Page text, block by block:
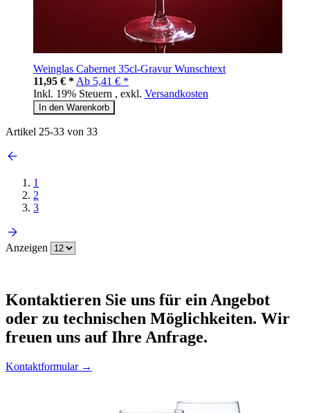
Weinglas Cabernet 35cl-Gravur Wunschtext
11,95 € * Ab 5,41 € *
Inkl. 19% Steuern , exkl. Versandkosten
In den Warenkorb
Artikel 25-33 von 33
1
2
3
Anzeigen
Kontaktieren Sie uns für ein Angebot
oder zu technischen Möglichkeiten. Wir
freuen uns auf Ihre Anfrage.
Kontaktformular →